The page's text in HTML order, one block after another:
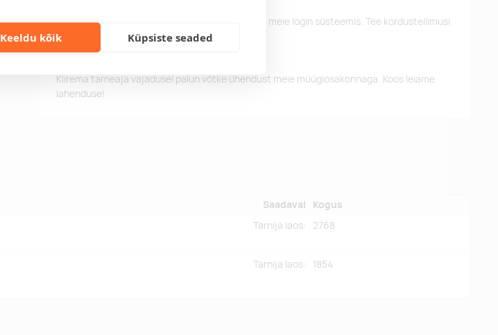
Keeldu kõik Küpsiste seaded
Jälgi oma olemasolevaid ning eelnevaid tellimusi meie login süsteemis. Tee kordustellimusi
lihtsalt.
Kiirema tarneaja vajadusel palun võtke ühendust meie müügiosakonnaga. Koos leiame
lahenduse!
Saadaval Kogus
Tarnija laos: 2768
Tarnija laos: 1854